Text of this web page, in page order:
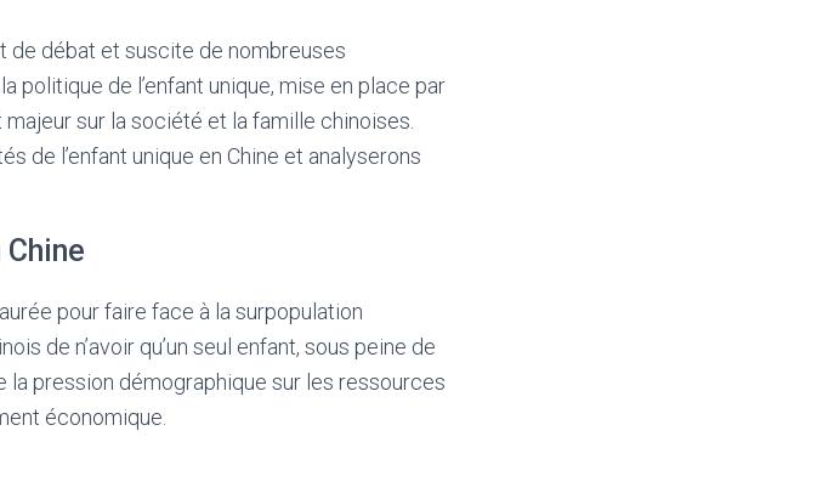
de débat et suscite de nombreuses
politique de l’enfant unique, mise en place par
sur la société et la famille chinoises.
de l’enfant unique en Chine et analyserons
pour faire face à la surpopulation
de n’avoir qu’un seul enfant, sous peine de
pression démographique sur les ressources
économique.